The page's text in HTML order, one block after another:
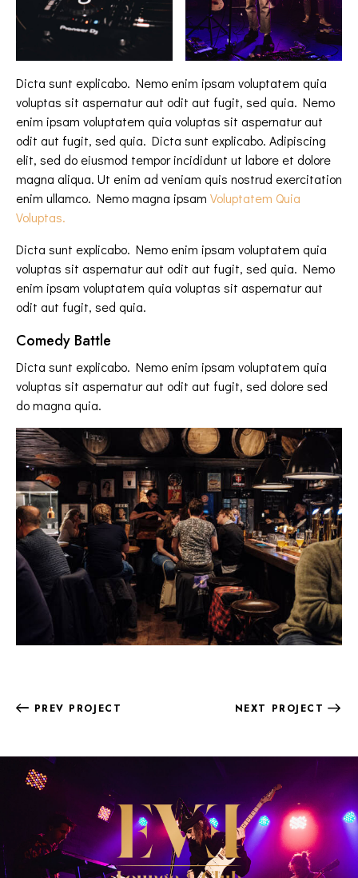
Dicta sunt explicabo. Nemo enim ipsam voluptatem quia
voluptas sit aspernatur aut odit aut fugit, sed quia. Nemo
enim ipsam voluptatem quia voluptas sit aspernatur aut
odit aut fugit, sed quia. Dicta sunt explicabo. Adipiscing
elit, sed do eiusmod tempor incididunt ut labore et dolore
magna aliqua. Ut enim ad veniam quis nostrud exercitation
enim ullamco. Nemo magna ipsam Voluptatem Quia
Voluptas.
Dicta sunt explicabo. Nemo enim ipsam voluptatem quia
voluptas sit aspernatur aut odit aut fugit, sed quia. Nemo
enim ipsam voluptatem quia voluptas sit aspernatur aut
odit aut fugit, sed quia.
Comedy Battle
Dicta sunt explicabo. Nemo enim ipsam voluptatem quia
voluptas sit aspernatur aut odit aut fugit, sed dolore sed
do magna quia.
PREV PROJECT NEXT PROJECT